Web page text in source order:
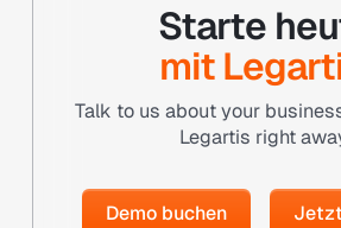
Starte
mit
Talk to us about your
Legartis right
Demo buchen
Demo buchen Jetzt